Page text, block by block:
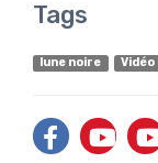
Tags
lune noire Vidéo